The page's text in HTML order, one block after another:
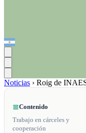
Noticias › Roig de
Contenido
Trabajo en cárceles y
cooperación